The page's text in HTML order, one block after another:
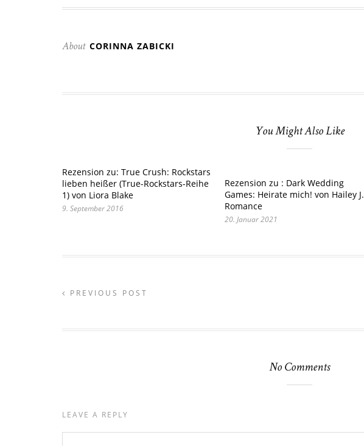
About CORINNA ZABICKI
You Might Also Like
Rezension zu: True Crush: Rockstars
lieben heißer (True-Rockstars-Reihe
1) von Liora Blake
9. September 2016
Rezension zu : Dark Wedding
Games: Heirate mich! von Hailey J.
Romance
20. Januar 2021
PREVIOUS POST
No Comments
LEAVE A REPLY